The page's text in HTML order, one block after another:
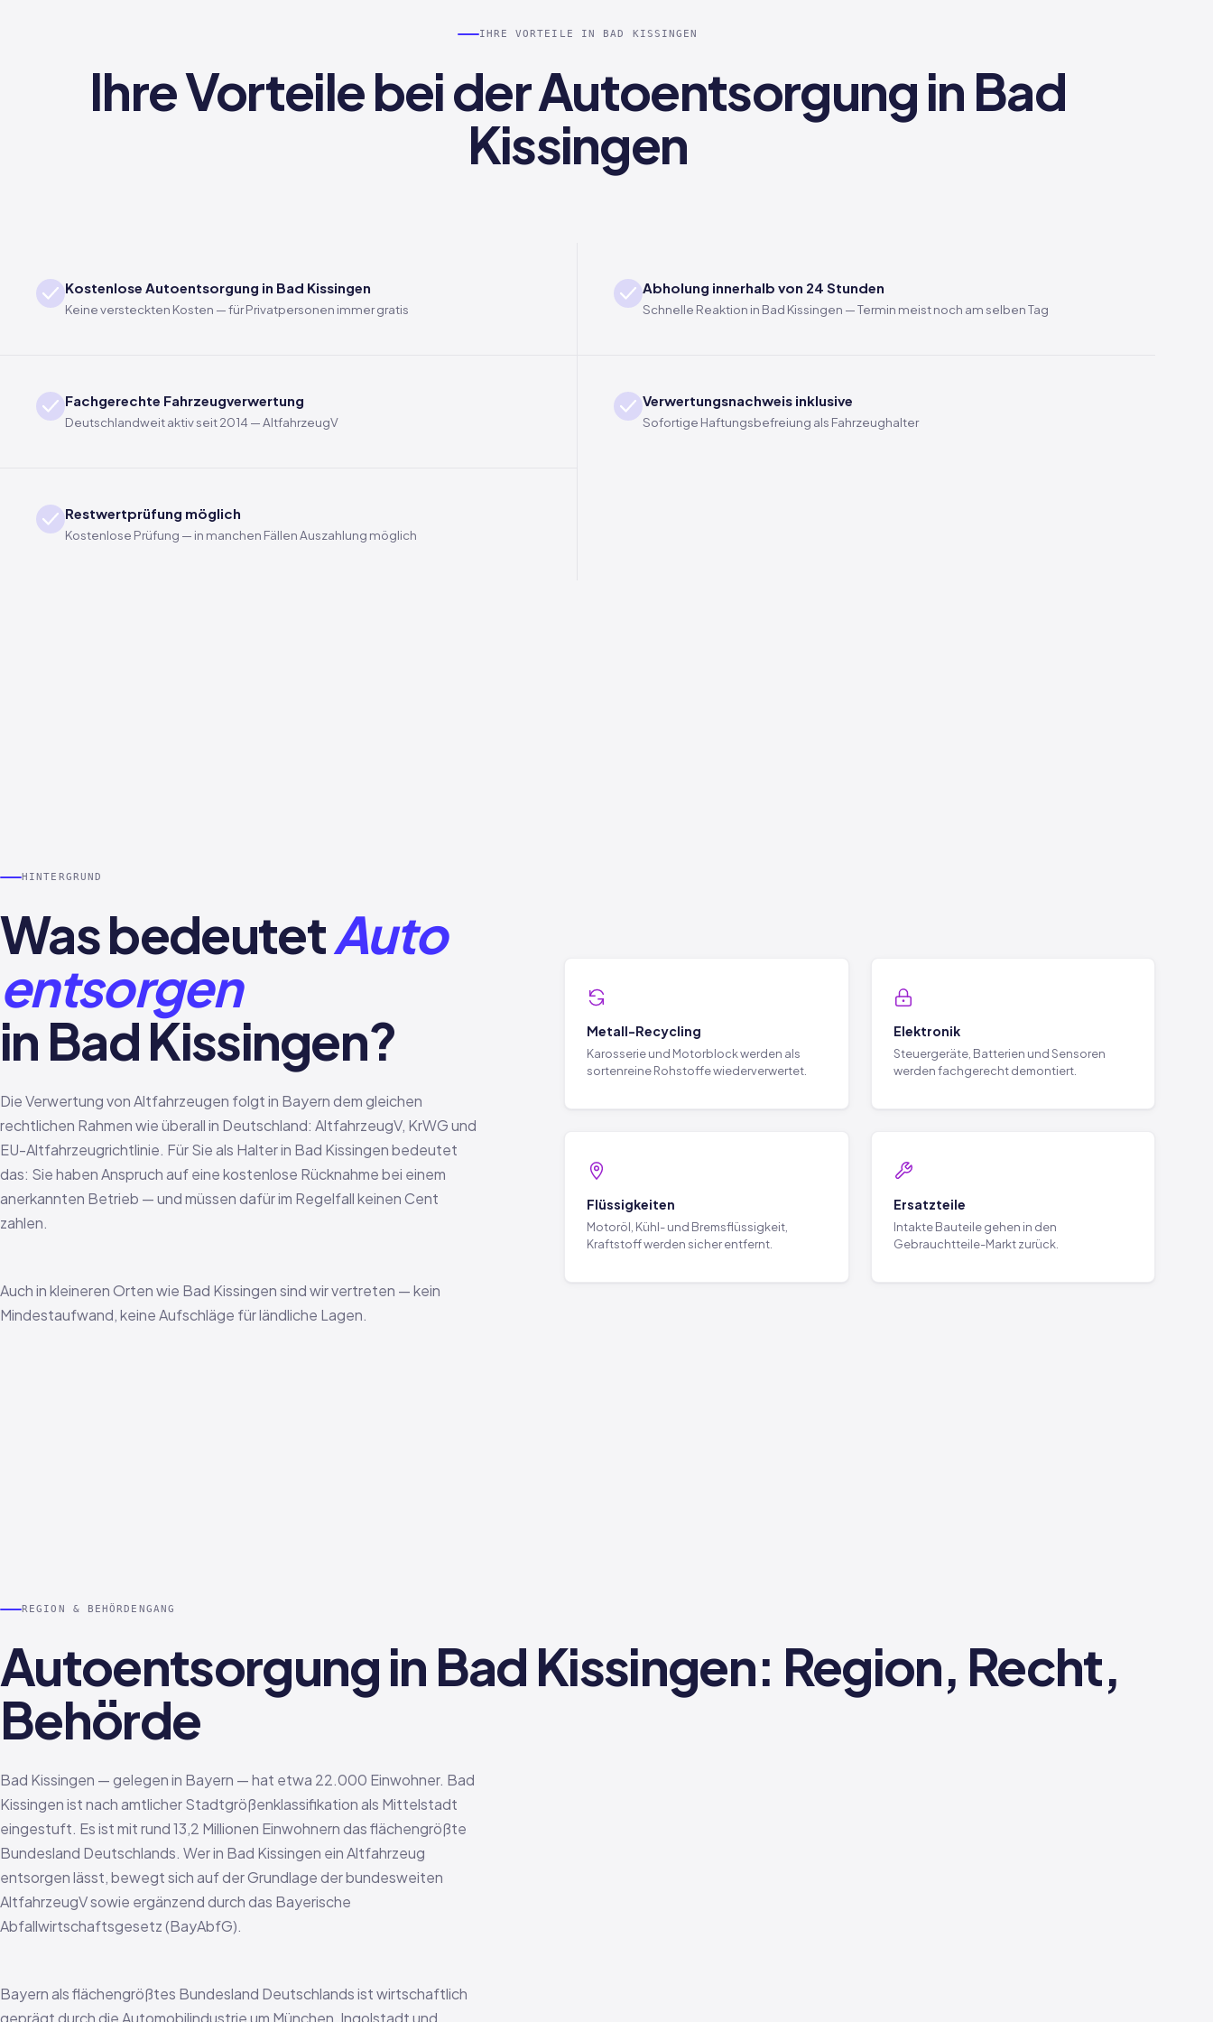
IHRE VORTEILE IN BAD KISSINGEN
Ihre Vorteile bei der Autoentsorgung in Bad
Kissingen
Kostenlose Autoentsorgung in Bad Kissingen
Keine versteckten Kosten — für Privatpersonen immer gratis
Abholung innerhalb von 24 Stunden
Schnelle Reaktion in Bad Kissingen — Termin meist noch am selben Tag
Fachgerechte Fahrzeugverwertung
Deutschlandweit aktiv seit 2014 — AltfahrzeugV
Verwertungsnachweis inklusive
Sofortige Haftungsbefreiung als Fahrzeughalter
Restwertprüfung möglich
Kostenlose Prüfung — in manchen Fällen Auszahlung möglich
HINTERGRUND
Was bedeutetAuto
entsorgen
in Bad Kissingen?
Die Verwertung von Altfahrzeugen folgt in Bayern dem gleichen
rechtlichen Rahmen wie überall in Deutschland: AltfahrzeugV, KrWG und
EU-Altfahrzeugrichtlinie. Für Sie als Halter in Bad Kissingen bedeutet
das: Sie haben Anspruch auf eine kostenlose Rücknahme bei einem
anerkannten Betrieb — und müssen dafür im Regelfall keinen Cent
zahlen.
Auch in kleineren Orten wie Bad Kissingen sind wir vertreten — kein
Mindestaufwand, keine Aufschläge für ländliche Lagen.
Metall-Recycling
Karosserie und Motorblock werden als
sortenreine Rohstoffe wiederverwertet.
Elektronik
Steuergeräte, Batterien und Sensoren
werden fachgerecht demontiert.
Flüssigkeiten
Motoröl, Kühl- und Bremsflüssigkeit,
Kraftstoff werden sicher entfernt.
Ersatzteile
Intakte Bauteile gehen in den
Gebrauchtteile-Markt zurück.
REGION & BEHÖRDENGANG
Autoentsorgung in Bad Kissingen: Region, Recht,
Behörde
Bad Kissingen — gelegen in Bayern — hat etwa 22.000 Einwohner. Bad
Kissingen ist nach amtlicher Stadtgrößenklassifikation als Mittelstadt
eingestuft. Es ist mit rund 13,2 Millionen Einwohnern das flächengrößte
Bundesland Deutschlands. Wer in Bad Kissingen ein Altfahrzeug
entsorgen lässt, bewegt sich auf der Grundlage der bundesweiten
AltfahrzeugV sowie ergänzend durch das Bayerische
Abfallwirtschaftsgesetz (BayAbfG).
Bayern als flächengrößtes Bundesland Deutschlands ist wirtschaftlich
geprägt durch die Automobilindustrie um München, Ingolstadt und